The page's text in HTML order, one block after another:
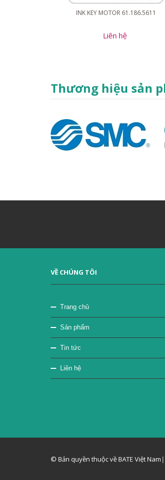
INK KEY MOTOR 61.186.5611
Liên hệ
Thương hiệu sản
VỀ CHÚNG TÔI
Trang chủ
Sản phẩm
Tin tức
Liên hệ
© Bản quyền thuộc về BATE Việt Nam |